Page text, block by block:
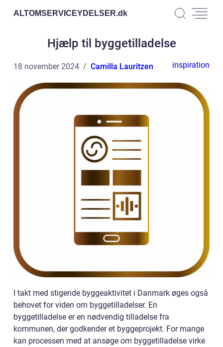
ALTOMSERVICEYDELSER.dk
Hjælp til byggetilladelse
18 november 2024 Camilla Lauritzen inspiration
I takt med stigende byggeaktivitet i Danmark øges også
behovet for viden om byggetilladelser. En
byggetilladelse er en nødvendig tilladelse fra
kommunen, der godkender et byggeprojekt. For mange
kan processen med at ansøge om byggetilladelse virke